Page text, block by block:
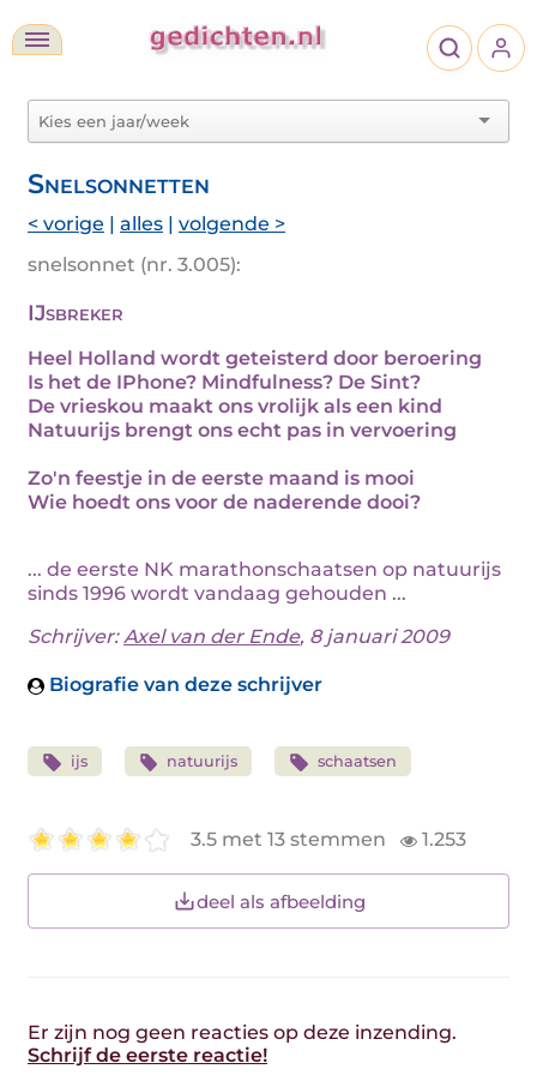
Snelsonnetten
< vorige | alles | volgende >
snelsonnet (nr. 3.005):
IJsbreker
Heel Holland wordt geteisterd door beroering
Is het de IPhone? Mindfulness? De Sint?
De vrieskou maakt ons vrolijk als een kind
Natuurijs brengt ons echt pas in vervoering
Zo'n feestje in de eerste maand is mooi
Wie hoedt ons voor de naderende dooi?
... de eerste NK marathonschaatsen op natuurijs
sinds 1996 wordt vandaag gehouden ...
Schrijver:Axel van der Ende, 8 januari 2009
Biografie van deze schrijver
ijs natuurijs schaatsen
3.5 met 13 stemmen 1.253
deel als afbeelding
Er zijn nog geen reacties op deze inzending.
Schrijf de eerste reactie!